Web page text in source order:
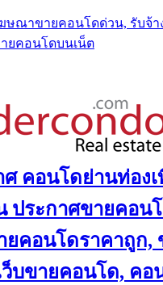
ษณาขายคอนโดด่วน, รับจ้า
ยคอนโดบนเน็ต
ศ คอนโดย่านท่อง
ประกาศขายคอน
ยคอนโดราคาถูก,
ว็บขายคอนโด, คอ